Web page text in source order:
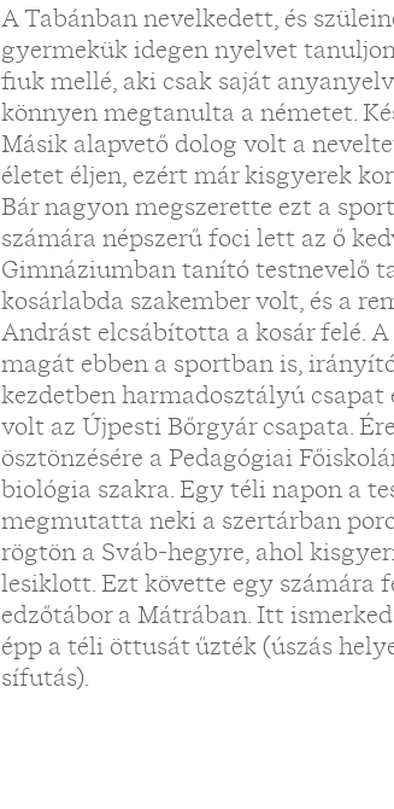
A Tabánban nevelkedett, és
gyermekük idegen nyelvet
fiuk mellé, aki csak saját
könnyen megtanulta a németet.
Másik alapvető dolog volt a
életet éljen, ezért már kisgyerek
Bár nagyon megszerette ezt a
számára népszerű foci lett az ő
Gimnáziumban tanító testnevelő
kosárlabda szakember volt, és a
Andrást elcsábította a kosár felé.
magát ebben a sportban is,
kezdetben harmadosztályú csapat
volt az Újpesti Bőrgyár csapata.
ösztönzésére a Pedagógiai
biológia szakra. Egy téli napon a
megmutatta neki a szertárban
rögtön a Sváb-hegyre, ahol
lesiklott. Ezt követte egy számára
edzőtábor a Mátrában. Itt
épp a téli öttusát űzték (úszás
sífutás).